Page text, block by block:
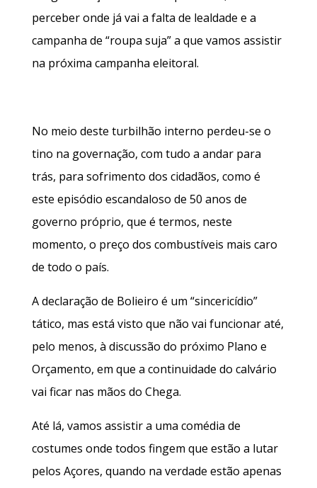
perceber onde já vai a falta de lealdade e a
campanha de “roupa suja” a que vamos assistir
na próxima campanha eleitoral.
No meio deste turbilhão interno perdeu-se o
tino na governação, com tudo a andar para
trás, para sofrimento dos cidadãos, como é
este episódio escandaloso de 50 anos de
governo próprio, que é termos, neste
momento, o preço dos combustíveis mais caro
de todo o país.
A declaração de Bolieiro é um “sincericídio”
tático, mas está visto que não vai funcionar até,
pelo menos, à discussão do próximo Plano e
Orçamento, em que a continuidade do calvário
vai ficar nas mãos do Chega.
Até lá, vamos assistir a uma comédia de
costumes onde todos fingem que estão a lutar
pelos Açores, quando na verdade estão apenas